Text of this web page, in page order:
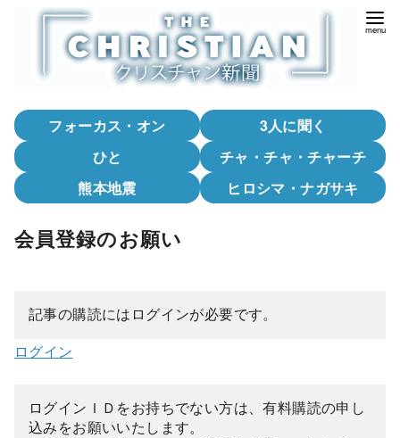
フォーカス・オン
3人に聞く
ひと
チャ・チャ・チャーチ
熊本地震
ヒロシマ・ナガサキ
会員登録のお願い
記事の購読にはログインが必要です。
ログイン
ログインＩＤをお持ちでない方は、有料購読の申し
込みをお願いいたします。